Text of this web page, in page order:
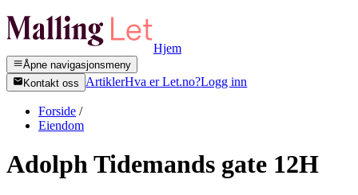
Hjem
Åpne navigasjonsmeny
Kontakt oss
ArtiklerHva er Let.no?Logg inn
Forside /
Eiendom
Adolph Tidemands gate 12H